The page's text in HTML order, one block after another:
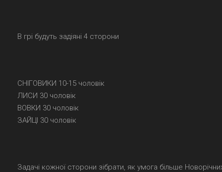
В грі будуть задіяні 4 сторони
СНІГОВИКИ 10-15 чоловік
ЛИСИ 30 чоловік
ВОВКИ 30 чоловік
ЗАЙЦІ 30 чоловік
Задачі кожної сторони зібрати, як умога більше